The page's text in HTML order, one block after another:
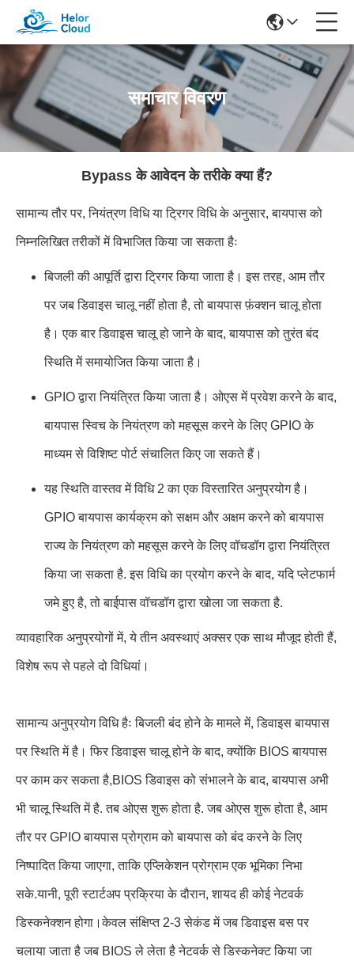
समाचार विवरण
Bypass के आवेदन के तरीके क्या हैं?
सामान्य तौर पर, नियंत्रण विधि या ट्रिगर विधि के अनुसार, बायपास को
निम्नलिखित तरीकों में विभाजित किया जा सकता हैः
बिजली की आपूर्ति द्वारा ट्रिगर किया जाता है। इस तरह, आम तौर
पर जब डिवाइस चालू नहीं होता है, तो बायपास फ़ंक्शन चालू होता
है। एक बार डिवाइस चालू हो जाने के बाद, बायपास को तुरंत बंद
स्थिति में समायोजित किया जाता है।
GPIO द्वारा नियंत्रित किया जाता है। ओएस में प्रवेश करने के बाद,
बायपास स्विच के नियंत्रण को महसूस करने के लिए GPIO के
माध्यम से विशिष्ट पोर्ट संचालित किए जा सकते हैं।
यह स्थिति वास्तव में विधि 2 का एक विस्तारित अनुप्रयोग है।
GPIO बायपास कार्यक्रम को सक्षम और अक्षम करने को बायपास
राज्य के नियंत्रण को महसूस करने के लिए वॉचडॉग द्वारा नियंत्रित
किया जा सकता है. इस विधि का प्रयोग करने के बाद, यदि प्लेटफार्म
जमे हुए है, तो बाईपास वॉचडॉग द्वारा खोला जा सकता है.
व्यावहारिक अनुप्रयोगों में, ये तीन अवस्थाएं अक्सर एक साथ मौजूद होती हैं,
विशेष रूप से पहले दो विधियां।
सामान्य अनुप्रयोग विधि हैः बिजली बंद होने के मामले में, डिवाइस बायपास
पर स्थिति में है। फिर डिवाइस चालू होने के बाद, क्योंकि BIOS बायपास
पर काम कर सकता है,BIOS डिवाइस को संभालने के बाद, बायपास अभी
भी चालू स्थिति में है. तब ओएस शुरू होता है. जब ओएस शुरू होता है, आम
तौर पर GPIO बायपास प्रोग्राम को बायपास को बंद करने के लिए
निष्पादित किया जाएगा, ताकि एप्लिकेशन प्रोग्राम एक भूमिका निभा
सके.यानी, पूरी स्टार्टअप प्रक्रिया के दौरान, शायद ही कोई नेटवर्क
डिस्कनेक्शन होगा।केवल संक्षिप्त 2-3 सेकंड में जब डिवाइस बस पर
चलाया जाता है जब BIOS ले लेता है नेटवर्क से डिस्कनेक्ट किया जा